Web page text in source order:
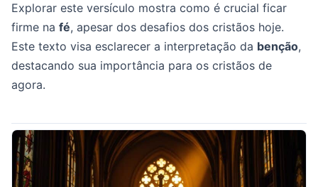
Explorar este versículo mostra como é crucial ficar
firme na fé, apesar dos desafios dos cristãos hoje.
Este texto visa esclarecer a interpretação da benção,
destacando sua importância para os cristãos de
agora.